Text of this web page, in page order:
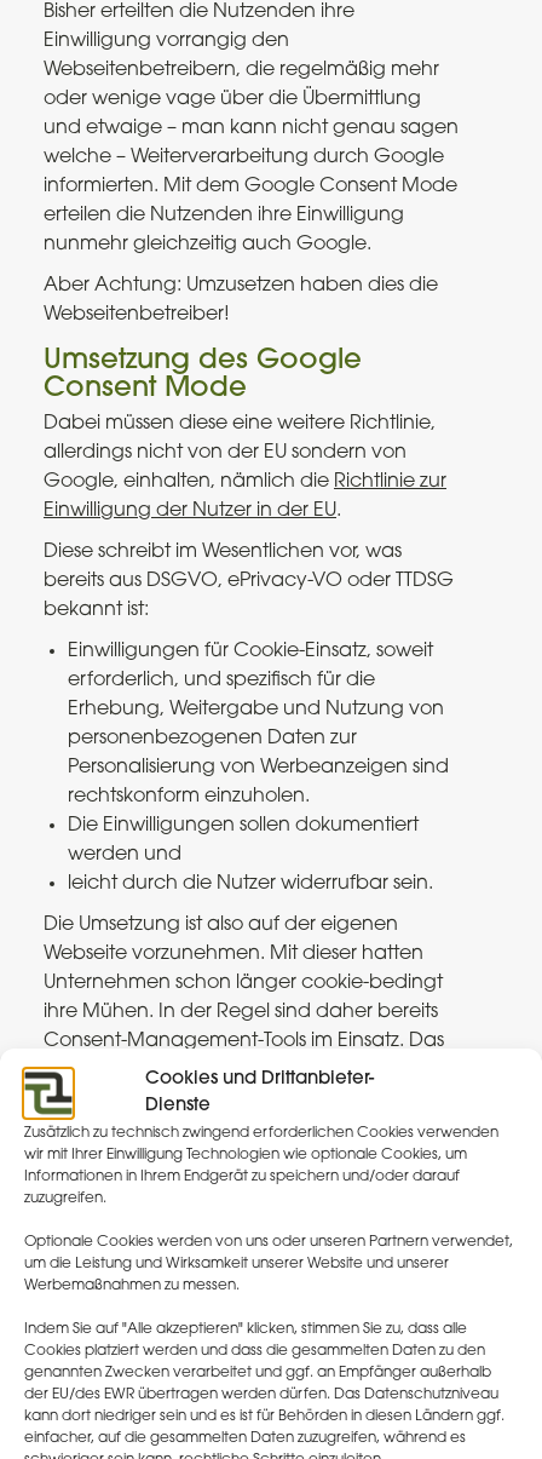
Cookies und Drittanbieter-
Dienste
Zusätzlich zu technisch zwingend erforderlichen Cookies verwenden
wir mit Ihrer Einwilligung Technologien wie optionale Cookies, um
Informationen in Ihrem Endgerät zu speichern und/oder darauf
zuzugreifen.
Optionale Cookies werden von uns oder unseren Partnern verwendet,
um die Leistung und Wirksamkeit unserer Website und unserer
Werbemaßnahmen zu messen.
Indem Sie auf "Alle akzeptieren" klicken, stimmen Sie zu, dass alle
Cookies platziert werden und dass die gesammelten Daten zu den
genannten Zwecken verarbeitet und ggf. an Empfänger außerhalb
der EU/des EWR übertragen werden dürfen. Das Datenschutzniveau
kann dort niedriger sein und es ist für Behörden in diesen Ländern ggf.
einfacher, auf die gesammelten Daten zuzugreifen, während es
Bisher erteilten die Nutzenden ihre
Einwilligung vorrangig den
Webseitenbetreibern, die regelmäßig mehr
oder wenige vage über die Übermittlung
und etwaige – man kann nicht genau sagen
welche – Weiterverarbeitung durch Google
informierten. Mit dem Google Consent Mode
erteilen die Nutzenden ihre Einwilligung
nunmehr gleichzeitig auch Google.
Aber Achtung: Umzusetzen haben dies die
Webseitenbetreiber!
Umsetzung des Google
Consent Mode
Dabei müssen diese eine weitere Richtlinie,
allerdings nicht von der EU sondern von
Google, einhalten, nämlich die Richtlinie zur
Einwilligung der Nutzer in der EU.
Diese schreibt im Wesentlichen vor, was
bereits aus DSGVO, ePrivacy-VO oder TTDSG
bekannt ist:
Einwilligungen für Cookie-Einsatz, soweit
erforderlich, und spezifisch für die
Erhebung, Weitergabe und Nutzung von
personenbezogenen Daten zur
Personalisierung von Werbeanzeigen sind
rechtskonform einzuholen.
Die Einwilligungen sollen dokumentiert
werden und
leicht durch die Nutzer widerrufbar sein.
Die Umsetzung ist also auf der eigenen
Webseite vorzunehmen. Mit dieser hatten
Unternehmen schon länger cookie-bedingt
ihre Mühen. In der Regel sind daher bereits
Consent-Management-Tools im Einsatz. Das
hilft nun. Denn die gängigen Anbieter von
solchen Diensten zum Consent-Management
sind mittlerweile auch mit dem Google
Consent Mode kompatibel. Entweder haben
sich in diesen Tools automatisch Einstellungen
neuen Konfigurationen wie gewohnt in der
Konsole vornehmen können. Oder die
Einstellungen oder Upgrades, die zunächst
vorzunehmen wären. Sprechen Sie bei
Zweifeln am besten Ihren Anbieter an.
Kontrollieren können und sollten